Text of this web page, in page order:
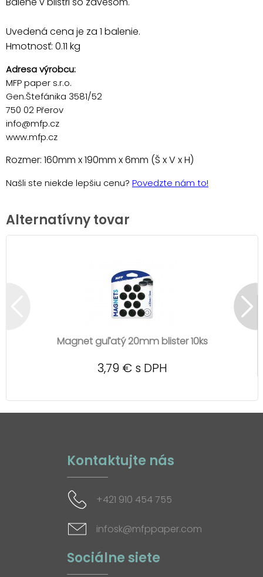
Uvedená cena je za 1 balenie.
Hmotnosť: 0.11 kg
Adresa výrobcu:
MFP paper s.r.o.
Gen.Štefánika 3581/52
750 02 Přerov
info@mfp.cz
www.mfp.cz
Rozmer: 160mm x 190mm x 6mm (Š x V x H)
Našli ste niekde lepšiu cenu? Povedzte nám to!
Alternatívny tovar
Magnet guľatý 20mm blister 10ks
3,79 € s DPH
Kontaktujte nás
+421 910 454 755
infosk@mfppaper.com
Sociálne siete